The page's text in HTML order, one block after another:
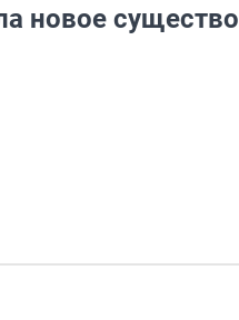
новое существо